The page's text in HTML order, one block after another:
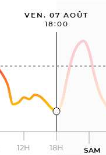
VEN. 07 AOÛT
18:00
12H 18H SAM